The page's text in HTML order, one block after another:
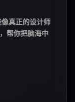
真正的设计师
帮你把脑海中